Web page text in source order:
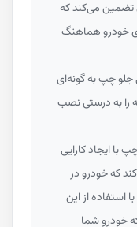
می‌کند که
هماهنگ
به گونه‌ای
به درستی نصب
کارایی
خودرو در
از این
شما